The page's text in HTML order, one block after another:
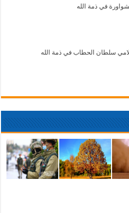
في ذمة الله
سلطان الحطاب في ذمة الله